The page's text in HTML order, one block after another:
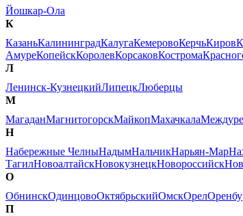
Йошкар-Ола
К
КазаньКалининградКалугаКемеровоКерчьКиров
АмуреКопейскКоролевКорсаковКострома
Л
Ленинск-КузнецкийЛипецкЛюберцы
М
МагаданМагнитогорскМайкопМахачкала
Н
Набережные ЧелныНадымНальчикНарьян-Мар
ТагилНовоалтайскНовокузнецкНовороссийск
О
ОбнинскОдинцовоОктябрьскийОмскОрел
П